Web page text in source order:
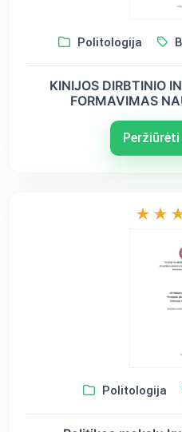
Politologija
KINIJOS DIRBTINIO
FORMAVIMAS
Politologija